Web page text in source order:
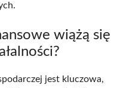
wiążą się
jest kluczowa,